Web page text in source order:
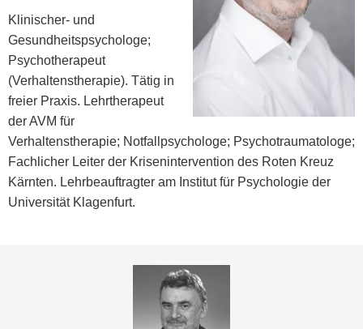
Klinischer- und
Gesundheitspsychologe;
Psychotherapeut
(Verhaltenstherapie). Tätig in
freier Praxis. Lehrtherapeut
der AVM für
Verhaltenstherapie; Notfallpsychologe; Psychotraumatologe;
Fachlicher Leiter der Krisenintervention des Roten Kreuz
Kärnten. Lehrbeauftragter am Institut für Psychologie der
Universität Klagenfurt.